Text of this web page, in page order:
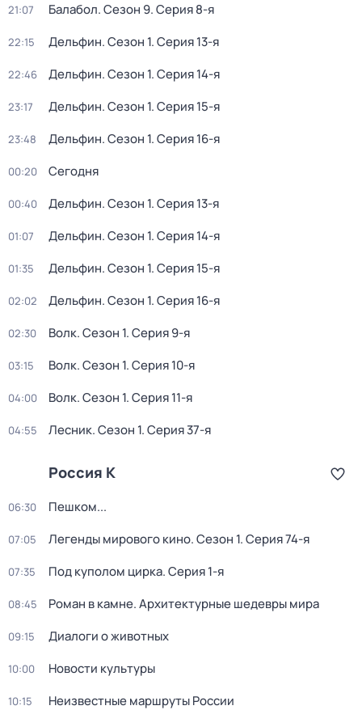
21:07 Балабол. Сезон 9. Серия 8-я
22:15 Дельфин. Сезон 1. Серия 13-я
22:46 Дельфин. Сезон 1. Серия 14-я
23:17 Дельфин. Сезон 1. Серия 15-я
23:48 Дельфин. Сезон 1. Серия 16-я
00:20 Сегодня
00:40 Дельфин. Сезон 1. Серия 13-я
01:07 Дельфин. Сезон 1. Серия 14-я
01:35 Дельфин. Сезон 1. Серия 15-я
02:02 Дельфин. Сезон 1. Серия 16-я
02:30 Волк. Сезон 1. Серия 9-я
03:15 Волк. Сезон 1. Серия 10-я
04:00 Волк. Сезон 1. Серия 11-я
04:55 Лесник. Сезон 1. Серия 37-я
Россия К
06:30 Пешком...
07:05 Легенды мирового кино. Сезон 1. Серия 74-я
07:35 Под куполом цирка. Серия 1-я
08:45 Роман в камне. Архитектурные шедевры мира
09:15 Диалоги о животных
10:00 Новости культуры
10:15 Неизвестные маршруты России